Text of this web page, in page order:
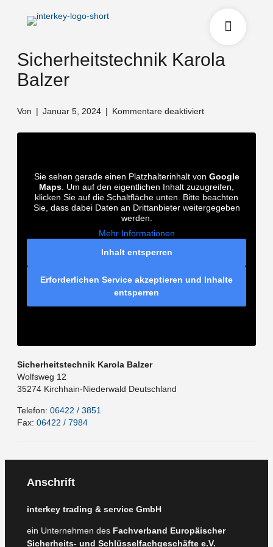
Sicherheitstechnik Karola
Balzer
Von | Januar 5, 2024 | Kommentare deaktiviertfür
Karola
Sie sehen gerade einen Platzhalterinhalt von Google
Maps. Um auf den eigentlichen Inhalt zuzugreifen,
klicken Sie auf die Schaltfläche unten. Bitte beachten
Sie, dass dabei Daten an Drittanbieter weitergegeben
werden.
Mehr Informationen
Inhalt entsperren
Erforderlichen Service akzeptieren und Inhalte
entsperren
Sicherheitstechnik Karola Balzer
Wolfsweg 12
35274 Kirchhain-Niederwald Deutschland
Telefon: 06422 / 3851
Fax: 06422 / 7984
Anschrift
interkey trading & service GmbH
ein Unternehmen des Fachverband Europäischer
Sicherheits- und Schlüsselfachgeschäfte e.V.